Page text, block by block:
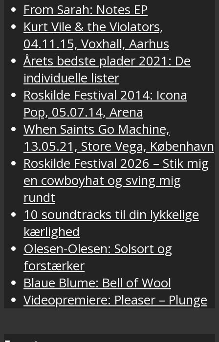
From Sarah: Notes EP
Kurt Vile & the Violators,
04.11.15, Voxhall, Aarhus
Årets bedste plader 2021: De
individuelle lister
Roskilde Festival 2014: Icona
Pop, 05.07.14, Arena
When Saints Go Machine,
13.05.21, Store Vega, København
Roskilde Festival 2026 – Stik mig
en cowboyhat og sving mig
rundt
10 soundtracks til din lykkelige
kærlighed
Olesen-Olesen: Solsort og
forstærker
Blaue Blume: Bell of Wool
Videopremiere: Pleaser – Plunge